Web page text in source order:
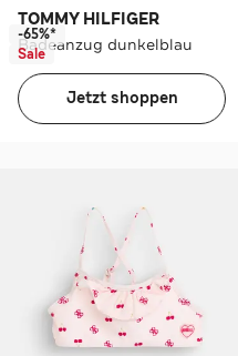
TOMMY HILFIGER
Badeanzug dunkelblau
-65%*
Sale
Jetzt shoppen